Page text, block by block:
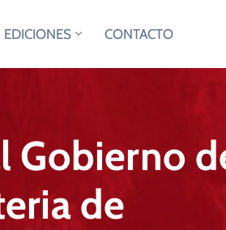
EDICIONES CONTACTO
Gobierno
de